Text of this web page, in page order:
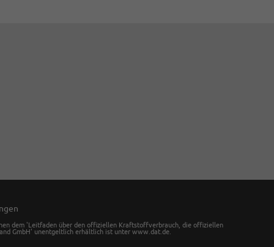
dem 'Leitfaden über den offiziellen Kraftstoffverbrauch, die offiziellen
GmbH' unentgeltlich erhältlich ist unter www.dat.de.